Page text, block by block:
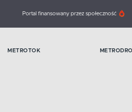
Portal finansowany przez społeczność
METROTOK